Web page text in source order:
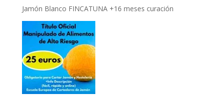
Jamón Blanco FINCATUNA +16 meses curación